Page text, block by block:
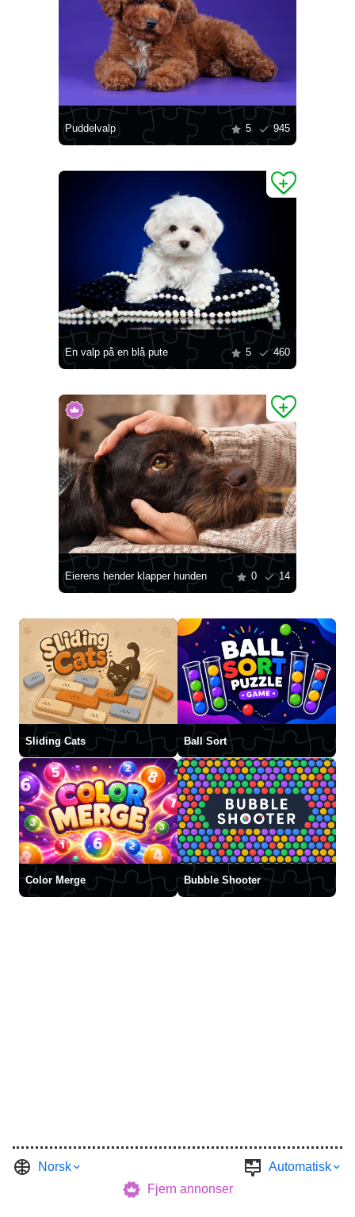
Puddelvalp 5 945
En valp på en blå pute 5 460
Eierens hender klapper hunden 0 14
Sliding Cats Ball Sort
Color Merge Bubble Shooter
Norsk
Automatisk
Fjern annonser